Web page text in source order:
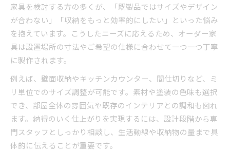
家具を検討する方の多くが、「既製品ではサイズやデザイン
が合わない」「収納をもっと効率的にしたい」といった悩み
を抱えています。こうしたニーズに応えるため、オーダー家
具は設置場所の寸法やご希望の仕様に合わせて一つ一つ丁寧
に製作されます。
例えば、壁面収納やキッチンカウンター、間仕切りなど、ミ
リ単位でのサイズ調整が可能です。素材や塗装の色味も選択
でき、部屋全体の雰囲気や既存のインテリアとの調和も図れ
ます。納得のいく仕上がりを実現するには、設計段階から専
門スタッフとしっかり相談し、生活動線や収納物の量まで具
体的に伝えることが重要です。